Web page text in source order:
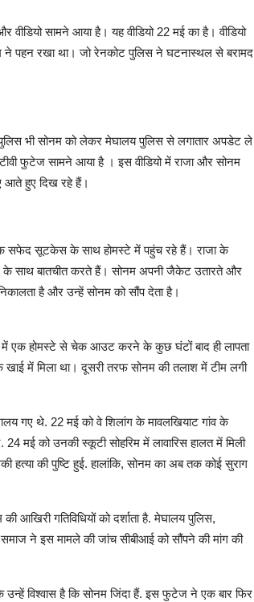
सामने आया है। यह वीडियो 22 मई का है। वीडियो
पहन रखा था। जो रेनकोट पुलिस ने घटनास्थल से बरामद
भी सोनम को लेकर मेघालय पुलिस से लगातार अपडेट ले
फुटेज सामने आया है । इस वीडियो में राजा और सोनम
आते हुए दिख रहे हैं।
सफेद सूटकेस के साथ होमस्टे में पहुंच रहे हैं। राजा के
के साथ बातचीत करते हैं। सोनम अपनी जैकेट उतारते और
है और उन्हें सोनम को सौंप देता है।
में एक होमस्टे से चेक आउट करने के कुछ घंटों बाद ही लापता
खाई में मिला था। दूसरी तरफ सोनम की तलाश में टीम लगी
गए थे. 22 मई को वे शिलांग के मावलखियाट गांव के
मई को उनकी स्कूटी सोहरिम में लावारिस हालत में मिली
की पुष्टि हुई. हालांकि, सोनम का अब तक कोई सुराग
गतिविधियों को दर्शाता है. मेघालय पुलिस,
ने इस मामले की जांच सीबीआई को सौंपने की मांग की
उन्हें विश्वास है कि सोनम जिंदा हैं. इस फुटेज ने एक बार फिर